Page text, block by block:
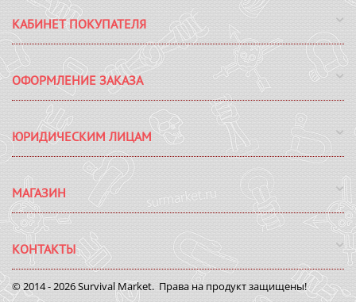
КАБИНЕТ ПОКУПАТЕЛЯ
ОФОРМЛЕНИЕ ЗАКАЗА
ЮРИДИЧЕСКИМ ЛИЦАМ
МАГАЗИН
КОНТАКТЫ
© 2014 - 2026 Survival Market. Права на продукт защищены!